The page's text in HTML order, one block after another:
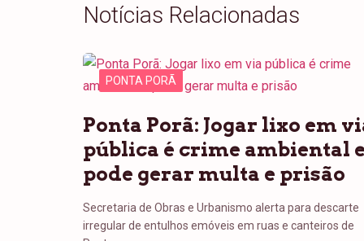
Notícias Relacionadas
PONTA PORÃ
Ponta Porã: Jogar lixo em
pública é crime ambiental
pode gerar multa e prisão
Secretaria de Obras e Urbanismo alerta para descarte
irregular de entulhos emóveis em ruas e canteiros de